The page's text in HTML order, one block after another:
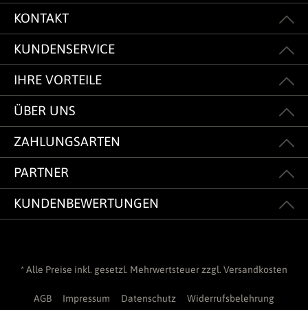
KONTAKT
KUNDENSERVICE
IHRE VORTEILE
ÜBER UNS
ZAHLUNGSARTEN
PARTNER
KUNDENBEWERTUNGEN
* Alle Preise inkl. gesetzl. Mehrwertsteuer zzgl. Versandkosten
AGB Impressum Datenschutz Widerrufsbelehrung